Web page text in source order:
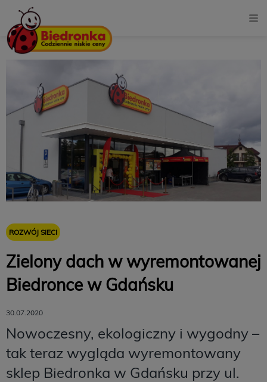
ROZWÓJ SIECI
Zielony dach w wyremontowanej
Biedronce w Gdańsku
30.07.2020
Nowoczesny, ekologiczny i wygodny –
tak teraz wygląda wyremontowany
sklep Biedronka w Gdańsku przy ul.